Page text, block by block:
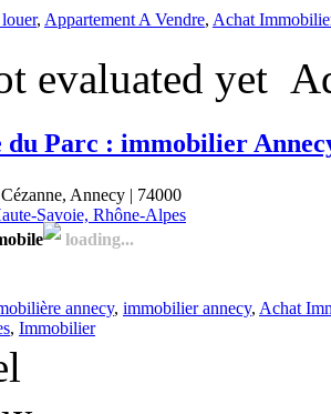
, Appartement A Vendre, Achat
evaluated yet
du Parc : immobilier
Annecy | 74000
Savoie, Rhône-Alpes
loading...
annecy, immobilier annecy, Achat
, Immobilier